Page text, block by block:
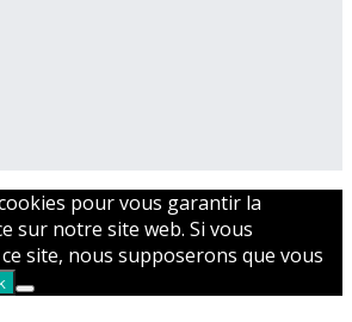
pour vous garantir la
sur notre site web. Si vous
site, nous supposerons que vous